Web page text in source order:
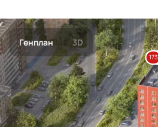
Генплан 3D
173